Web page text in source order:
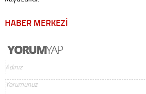
HABER MERKEZİ